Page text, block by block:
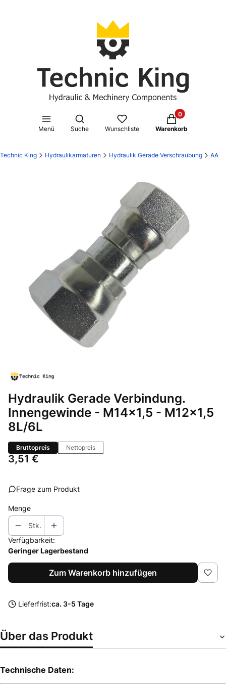
Menü
Suchmaschine öffnen
Suche Wunschliste
Produkte im
Warenkorb
Technic King Hydraulikarmaturen Hydraulik Gerade Verschraubung AA
Hydraulik Gerade Verbindung.
Innengewinde - M14x1,5 - M12x1,5
8L/6L
Bruttopreis Nettopreis
Preis
3,51 €
Frage zum Produkt
Menge
Stk.
Verfügbarkeit:
Geringer Lagerbestand
Zum Warenkorb hinzufügen
Lieferfrist:ca. 3-5 Tage
Über das Produkt
Technische Daten: